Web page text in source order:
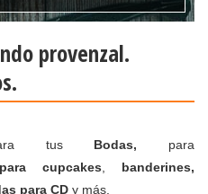
provenzal.
tus Bodas,
para
cupcakes
banderines,
para CD y más.